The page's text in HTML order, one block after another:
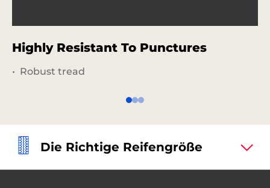
Highly Resistant To Punctures
Robust tread
Die Richtige Reifengröße